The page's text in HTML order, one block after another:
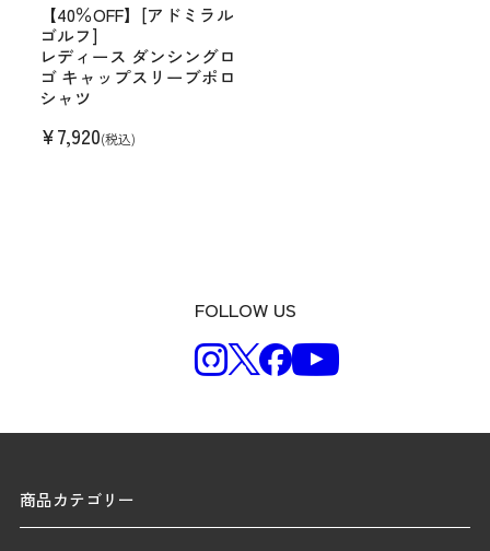
【40％OFF】[アドミラル
ゴルフ]
レディース ダンシングロ
ゴ キャップスリーブポロ
シャツ
¥7,920(税込)
FOLLOW US
商品カテゴリー